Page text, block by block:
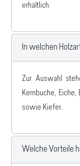
erhältlich.
In welchen
Zur Auswahl
Kernbuche,
sowie Kiefer.
Welche Vorteile